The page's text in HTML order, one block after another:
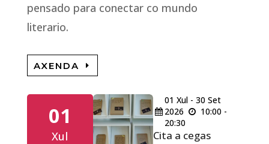
pensado para conectar co mundo
literario.
AXENDA
01
Xul
01 Xul - 30 Set
2026
10:00 -
20:30
Cita a cegas